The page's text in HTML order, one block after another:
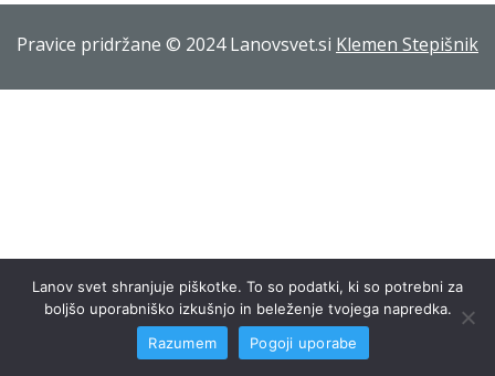
Pravice pridržane © 2024 Lanovsvet.si Klemen Stepišnik
Lanov svet shranjuje piškotke. To so podatki, ki so potrebni za
boljšo uporabniško izkušnjo in beleženje tvojega napredka.
Razumem
Pogoji uporabe